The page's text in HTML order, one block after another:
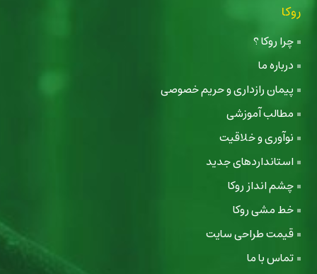
روکا
چرا روکا ؟
درباره ما
پیمان رازداری و حریم خصوصی
مطالب آموزشی
نوآوری و خلاقیت
استانداردهای جدید
چشم انداز روکا
خط مشی روکا
قیمت طراحی سایت
تماس با ما